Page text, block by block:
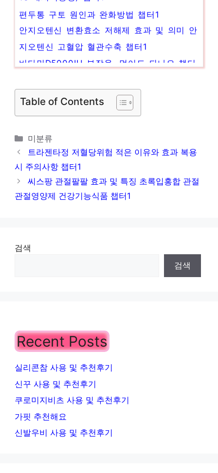
편두통 구토 원인과 완화방법 챕터1
안지오텐신 변환효소 저해제 효과 및 의미 안
지오텐신 고혈압 혈관수축 챕터1
비타민D5000IU 부작용, 먹어도 되나요 챕터
부스코판 효능 및 부작용 당의정 플러스정 생
리통 위진경제 위경련 챕터1
Table of Contents
카
테
고
미분류
트라젠타정 저혈당위험 적은 이유와 효과 복용
시 주의사항 챕터1
씨스팡 관절팔팔 효과 및 특징 초록입홍합 관절
관절영양제 건강기능식품 챕터1
검색
검색
Recent Posts
실리콘참 사용 및 추천후기
신꾸 사용 및 추천후기
쿠로미지비츠 사용 및 추천후기
가핏 추천해요
신발우비 사용 및 추천후기